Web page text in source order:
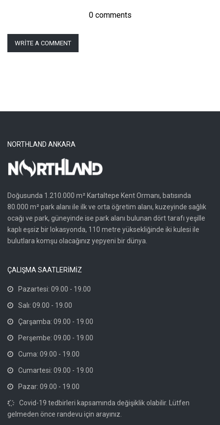
0 comments
WRITE A COMMENT
NORTHLAND ANKARA
Doğusunda 1.210.000 m² Kartaltepe Kent Ormanı, batısında
80.000 m² park alanı ile ilk ve orta öğretim alanı, kuzeyinde sağlık
ocağı ve park, güneyinde ise park alanı bulunan dört tarafı yeşille
kaplı eşsiz bir lokasyonda, 110 metre yüksekliğinde iki kulesi ile
bulutlara komşu olacağınız yepyeni bir dünya.
ÇALIŞMA SAATLERİMİZ
Pazartesi: 09.00 - 19.00
Salı: 09.00 - 19.00
Çarşamba: 09.00 - 19.00
Perşembe: 09.00 - 19.00
Cuma: 09.00 - 19.00
Cumartesi: 09.00 - 19.00
Pazar: 09.00 - 19.00
Covid-19 tedbirleri kapsamında değişiklik olabilir. Lütfen
gelmeden önce randevu için arayınız.